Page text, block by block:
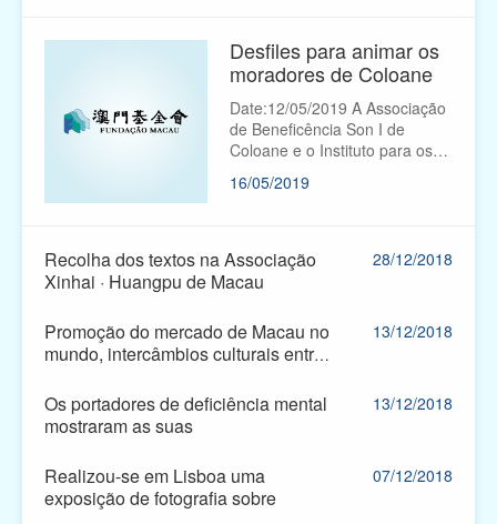
Desfiles para animar os
moradores de Coloane
Date:12/05/2019 A Associação
de Beneficência Son I de
Coloane e o Instituto para os
organizaram um festival em
houve 40 desfiles que
passaram pelo centro de
cerveja. Tudo isto acolheu a
presença dos residentes e
16/05/2019
Recolha dos textos na Associação
Xinhai · Huangpu de Macau
28/12/2018
Promoção do mercado de Macau no
mundo, intercâmbios culturais entre
...
13/12/2018
Os portadores de deficiência mental
mostraram as suas
13/12/2018
Realizou-se em Lisboa uma
exposição de fotografia sobre
07/12/2018